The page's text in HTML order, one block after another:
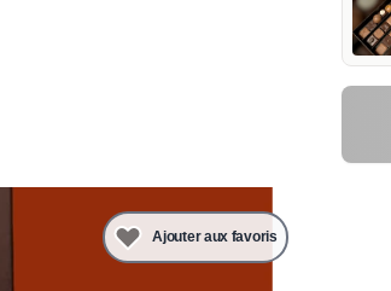
Ajouter aux favoris